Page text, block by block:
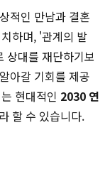
적인 만남과 결혼
하며, '관계의 발
상대를 재단하기보
아갈 기회를 제공
현대적인 2030 연
할 수 있습니다.